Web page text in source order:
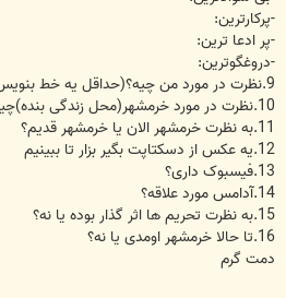
-پرکارترین:
-پر ادعا ترین:
-دروغگوترین:
9.نظرت در مورد من چیه؟(حداقل یه خط بنویس)
10.نظرت در مورد خرمشهر(محل زندگی بنده)چیه؟
11.به نظرت خرمشهر الان یا خرمشهر قدیم؟
12.یه عکس از دسکتاپت بگیر بزار تا ببینیم
13.فیسبوک داری؟
14.آدامس مورد علاقه؟
15.به نظرت تحریم ها اثر گذار بوده یا نه؟
16.تا حالا خرمشهر اومدی یا نه؟
دمت گرم